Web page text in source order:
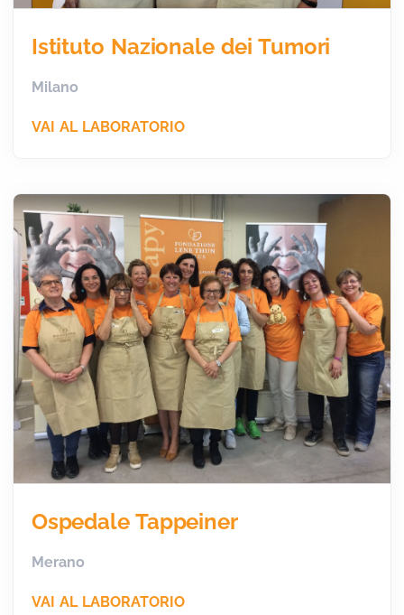
Istituto Nazionale dei Tumori
Milano
VAI AL LABORATORIO
Ospedale Tappeiner
Merano
VAI AL LABORATORIO